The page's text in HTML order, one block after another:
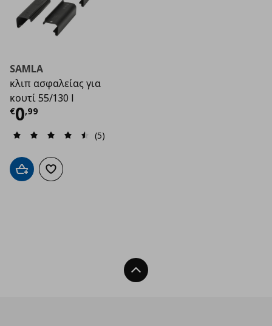
SAMLA
κλιπ ασφαλείας για
κουτί 55/130 l
€0,99
Τρέχουσα τιμή
(5)
Προσθήκη στο καλάθι
Προσθήκη στα αγαπημένα
Back To Top